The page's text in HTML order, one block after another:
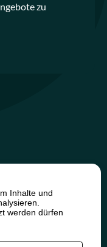
zu
Inhalte und
werden dürfen